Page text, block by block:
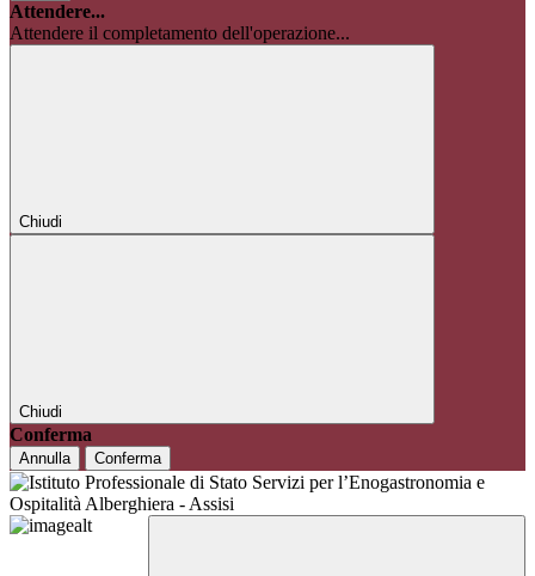
Attendere...
Attendere il completamento dell'operazione...
Chiudi
Chiudi
Conferma
Annulla Conferma